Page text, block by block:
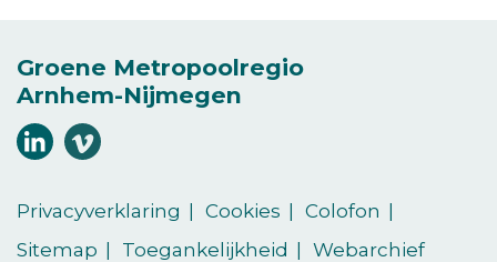
Groene Metropoolregio
Arnhem-Nijmegen
Volg
ons
LinkedIn
ons
vimeo
Privacyverklaring
Cookies
Colofon
Sitemap
Toegankelijkheid Webarchief